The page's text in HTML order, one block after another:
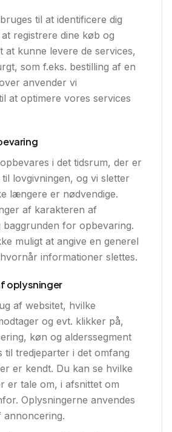
til at identificere dig
registrere dine køb og
at kunne levere de services,
som f.eks. bestilling af en
anvender vi
at optimere vores services
i det tidsrum, der er
lovgivningen, og vi sletter
længere er nødvendige.
af karakteren af
baggrunden for opbevaring.
muligt at angive en generel
informationer slettes.
oplysninger
af websitet, hvilke
og evt. klikker på,
køn og alderssegment
til tredjeparter i det omfang
er kendt. Du kan se hvilke
er tale om, i afsnittet om
Oplysningerne anvendes
annoncering.